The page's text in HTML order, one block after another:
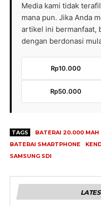
Media kami tidak
mana pun. Jika Anda
artikel ini bermanfaat,
dengan berdonasi
Rp10.000
Rp50.000
TAGS BATERAI 20.000 MAH
BATERAI SMARTPHONE
SAMSUNG SDI